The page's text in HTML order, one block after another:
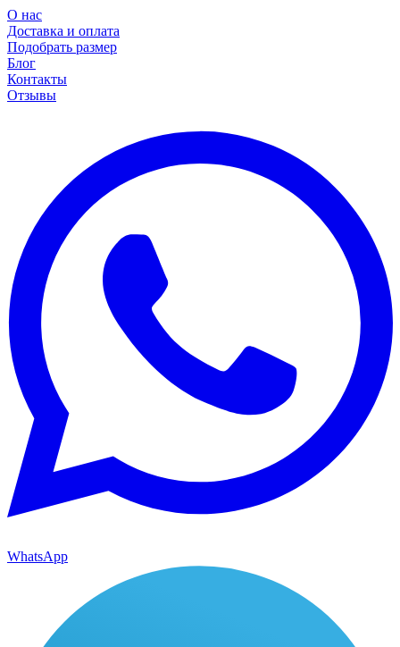
О нас
Доставка и оплата
Подобрать размер
Блог
Контакты
Отзывы
WhatsApp